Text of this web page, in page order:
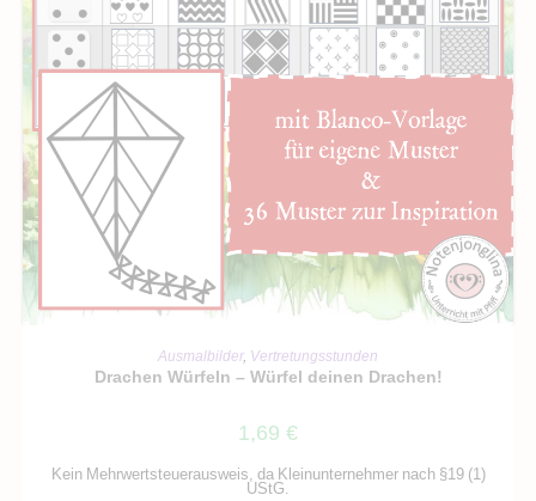
IN DEN WARENKORB
Ausmalbilder, Vertretungsstunden
Drachen Würfeln – Würfel deinen Drachen!
1,69 €
Kein Mehrwertsteuerausweis, da Kleinunternehmer nach §19 (1)
UStG.